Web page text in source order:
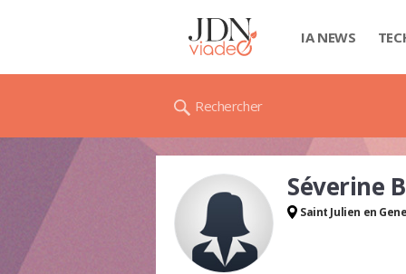
IA NEWS
Rechercher
Séverine
Saint Julien en